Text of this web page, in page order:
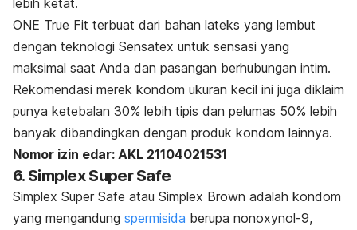
ONE True Fit terbuat dari bahan lateks yang lembut
dengan teknologi Sensatex untuk sensasi yang
maksimal saat Anda dan pasangan berhubungan intim.
Rekomendasi merek kondom ukuran kecil ini juga diklaim
punya ketebalan 30% lebih tipis dan pelumas 50% lebih
banyak dibandingkan dengan produk kondom lainnya.
Nomor izin edar: AKL 21104021531
6. Simplex Super Safe
Simplex Super Safe atau Simplex Brown adalah kondom
yang mengandung spermisida berupa nonoxynol-9,